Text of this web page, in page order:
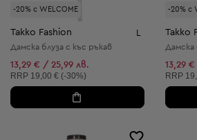
-20% с WELCOME
Takko Fashion L
Дамска блуза с къс ръкав
13,29 € / 25,99 лв.
Препоръчителна цена:
RRP 19,00 € (-30%)
-20% с
Takko
Дамска
13,29
RRP